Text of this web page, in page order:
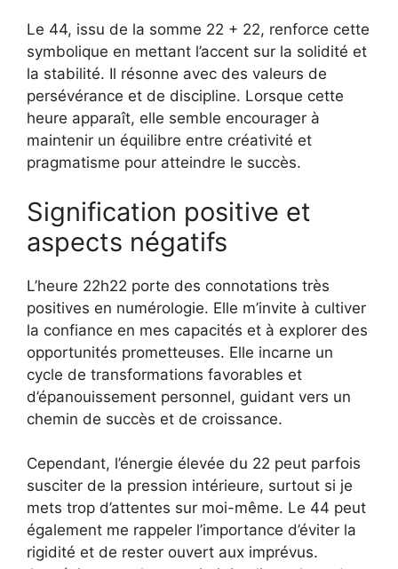
Le 44, issu de la somme 22 + 22, renforce cette
symbolique en mettant l’accent sur la solidité et
la stabilité. Il résonne avec des valeurs de
persévérance et de discipline. Lorsque cette
heure apparaît, elle semble encourager à
maintenir un équilibre entre créativité et
pragmatisme pour atteindre le succès.
Signification positive et
aspects négatifs
L’heure 22h22 porte des connotations très
positives en numérologie. Elle m’invite à cultiver
la confiance en mes capacités et à explorer des
opportunités prometteuses. Elle incarne un
cycle de transformations favorables et
d’épanouissement personnel, guidant vers un
chemin de succès et de croissance.
Cependant, l’énergie élevée du 22 peut parfois
susciter de la pression intérieure, surtout si je
mets trop d’attentes sur moi-même. Le 44 peut
également me rappeler l’importance d’éviter la
rigidité et de rester ouvert aux imprévus.